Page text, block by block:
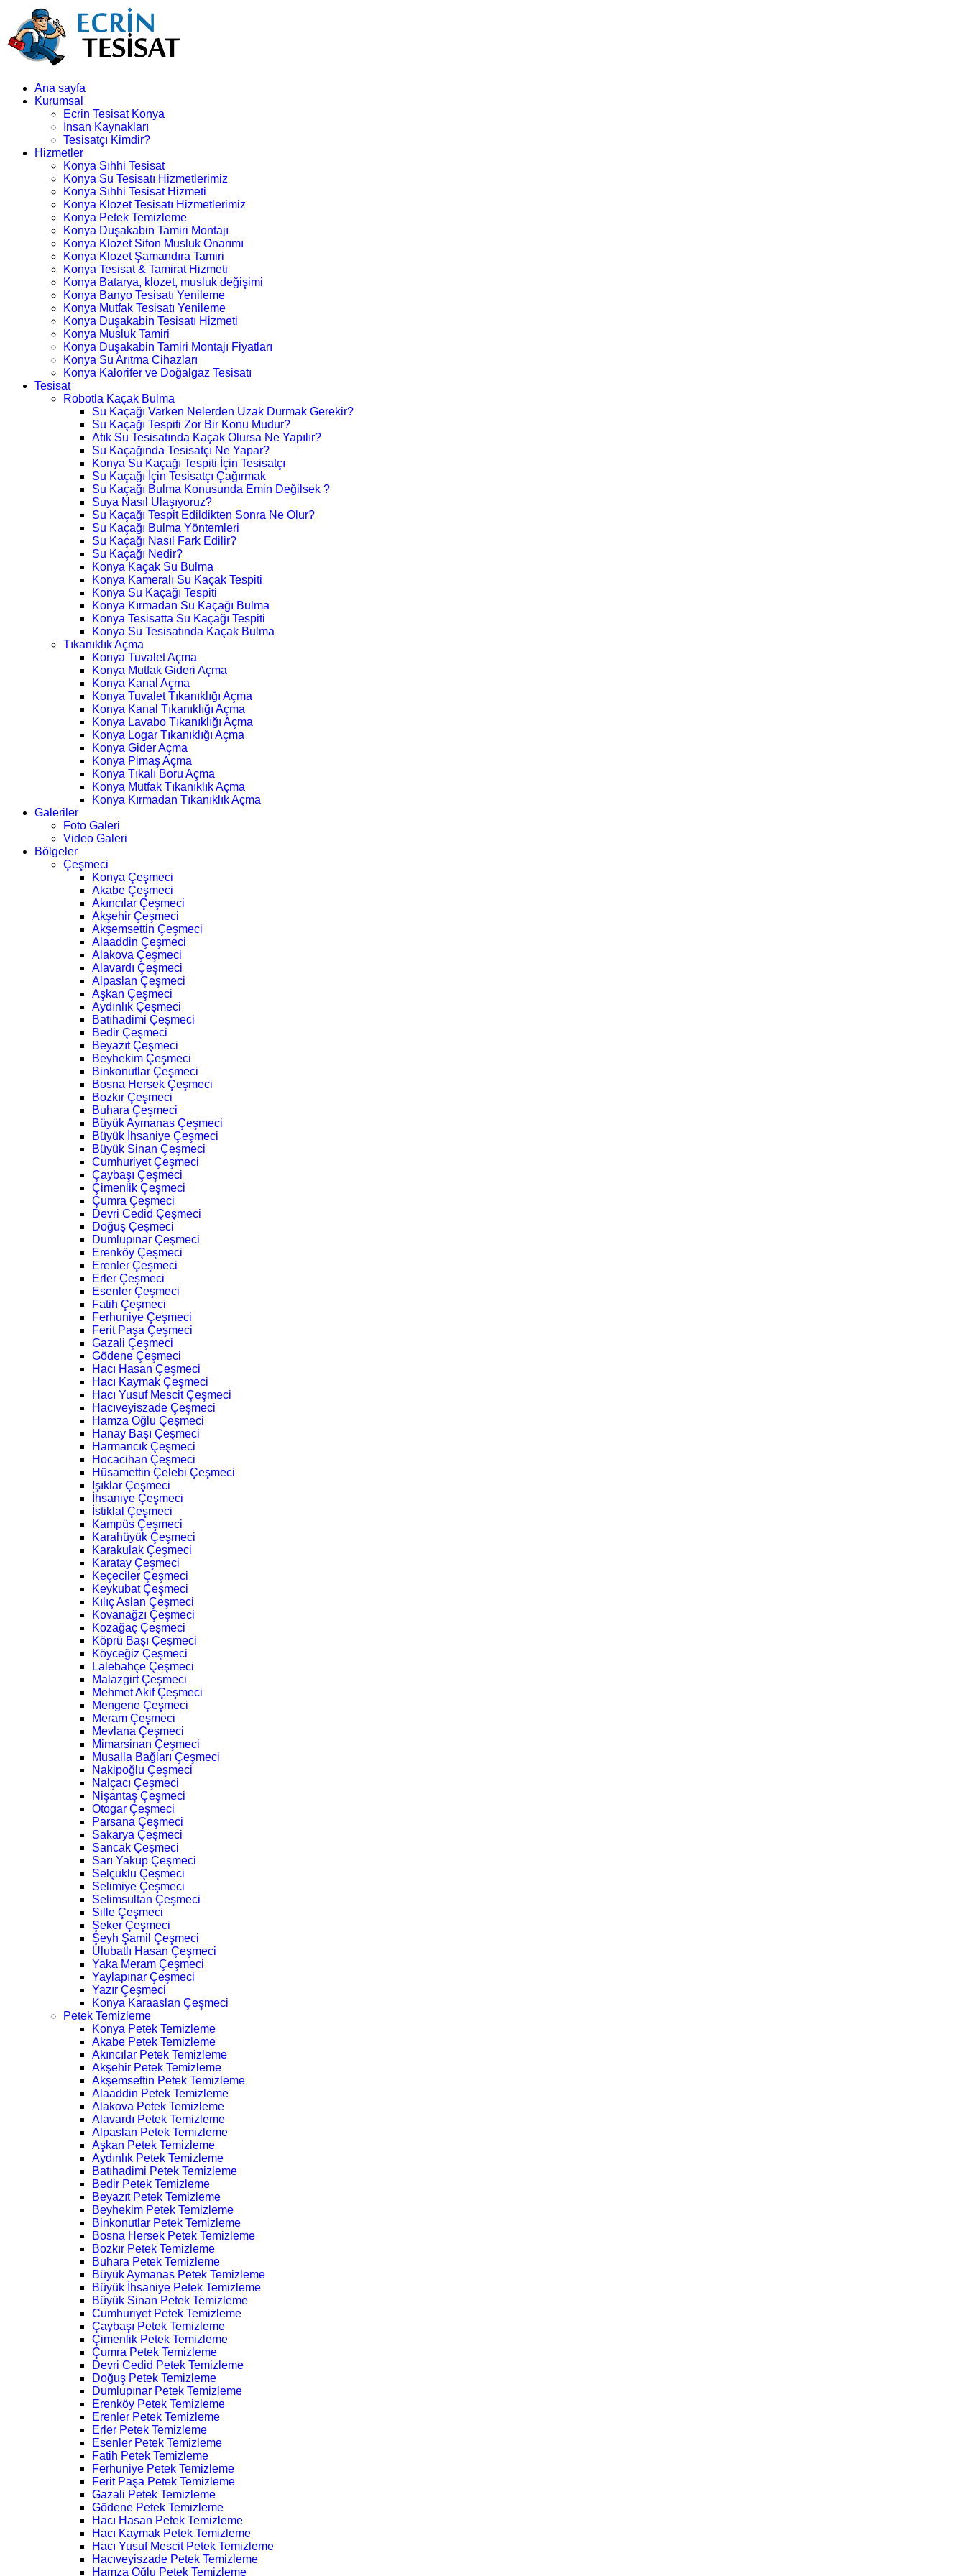
Ana sayfa
Kurumsal
Ecrin Tesisat Konya
İnsan Kaynakları
Tesisatçı Kimdir?
Hizmetler
Konya Sıhhi Tesisat
Konya Su Tesisatı Hizmetlerimiz
Konya Sıhhi Tesisat Hizmeti
Konya Klozet Tesisatı Hizmetlerimiz
Konya Petek Temizleme
Konya Duşakabin Tamiri Montajı
Konya Klozet Sifon Musluk Onarımı
Konya Klozet Şamandıra Tamiri
Konya Tesisat & Tamirat Hizmeti
Konya Batarya, klozet, musluk değişimi
Konya Banyo Tesisatı Yenileme
Konya Mutfak Tesisatı Yenileme
Konya Duşakabin Tesisatı Hizmeti
Konya Musluk Tamiri
Konya Duşakabin Tamiri Montajı Fiyatları
Konya Su Arıtma Cihazları
Konya Kalorifer ve Doğalgaz Tesisatı
Tesisat
Robotla Kaçak Bulma
Su Kaçağı Varken Nelerden Uzak Durmak Gerekir?
Su Kaçağı Tespiti Zor Bir Konu Mudur?
Atık Su Tesisatında Kaçak Olursa Ne Yapılır?
Su Kaçağında Tesisatçı Ne Yapar?
Konya Su Kaçağı Tespiti İçin Tesisatçı
Su Kaçağı İçin Tesisatçı Çağırmak
Su Kaçağı Bulma Konusunda Emin Değilsek ?
Suya Nasıl Ulaşıyoruz?
Su Kaçağı Tespit Edildikten Sonra Ne Olur?
Su Kaçağı Bulma Yöntemleri
Su Kaçağı Nasıl Fark Edilir?
Su Kaçağı Nedir?
Konya Kaçak Su Bulma
Konya Kameralı Su Kaçak Tespiti
Konya Su Kaçağı Tespiti
Konya Kırmadan Su Kaçağı Bulma
Konya Tesisatta Su Kaçağı Tespiti
Konya Su Tesisatında Kaçak Bulma
Tıkanıklık Açma
Konya Tuvalet Açma
Konya Mutfak Gideri Açma
Konya Kanal Açma
Konya Tuvalet Tıkanıklığı Açma
Konya Kanal Tıkanıklığı Açma
Konya Lavabo Tıkanıklığı Açma
Konya Logar Tıkanıklığı Açma
Konya Gider Açma
Konya Pimaş Açma
Konya Tıkalı Boru Açma
Konya Mutfak Tıkanıklık Açma
Konya Kırmadan Tıkanıklık Açma
Galeriler
Foto Galeri
Video Galeri
Bölgeler
Çeşmeci
Konya Çeşmeci
Akabe Çeşmeci
Akıncılar Çeşmeci
Akşehir Çeşmeci
Akşemsettin Çeşmeci
Alaaddin Çeşmeci
Alakova Çeşmeci
Alavardı Çeşmeci
Alpaslan Çeşmeci
Aşkan Çeşmeci
Aydınlık Çeşmeci
Batıhadimi Çeşmeci
Bedir Çeşmeci
Beyazıt Çeşmeci
Beyhekim Çeşmeci
Binkonutlar Çeşmeci
Bosna Hersek Çeşmeci
Bozkır Çeşmeci
Buhara Çeşmeci
Büyük Aymanas Çeşmeci
Büyük İhsaniye Çeşmeci
Büyük Sinan Çeşmeci
Cumhuriyet Çeşmeci
Çaybaşı Çeşmeci
Çimenlik Çeşmeci
Çumra Çeşmeci
Devri Cedid Çeşmeci
Doğuş Çeşmeci
Dumlupınar Çeşmeci
Erenköy Çeşmeci
Erenler Çeşmeci
Erler Çeşmeci
Esenler Çeşmeci
Fatih Çeşmeci
Ferhuniye Çeşmeci
Ferit Paşa Çeşmeci
Gazali Çeşmeci
Gödene Çeşmeci
Hacı Hasan Çeşmeci
Hacı Kaymak Çeşmeci
Hacı Yusuf Mescit Çeşmeci
Hacıveyiszade Çeşmeci
Hamza Oğlu Çeşmeci
Hanay Başı Çeşmeci
Harmancık Çeşmeci
Hocacihan Çeşmeci
Hüsamettin Çelebi Çeşmeci
Işıklar Çeşmeci
İhsaniye Çeşmeci
İstiklal Çeşmeci
Kampüs Çeşmeci
Karahüyük Çeşmeci
Karakulak Çeşmeci
Karatay Çeşmeci
Keçeciler Çeşmeci
Keykubat Çeşmeci
Kılıç Aslan Çeşmeci
Kovanağzı Çeşmeci
Kozağaç Çeşmeci
Köprü Başı Çeşmeci
Köyceğiz Çeşmeci
Lalebahçe Çeşmeci
Malazgirt Çeşmeci
Mehmet Akif Çeşmeci
Mengene Çeşmeci
Meram Çeşmeci
Mevlana Çeşmeci
Mimarsinan Çeşmeci
Musalla Bağları Çeşmeci
Nakipoğlu Çeşmeci
Nalçacı Çeşmeci
Nişantaş Çeşmeci
Otogar Çeşmeci
Parsana Çeşmeci
Sakarya Çeşmeci
Sancak Çeşmeci
Sarı Yakup Çeşmeci
Selçuklu Çeşmeci
Selimiye Çeşmeci
Selimsultan Çeşmeci
Sille Çeşmeci
Şeker Çeşmeci
Şeyh Şamil Çeşmeci
Ulubatlı Hasan Çeşmeci
Yaka Meram Çeşmeci
Yaylapınar Çeşmeci
Yazır Çeşmeci
Konya Karaaslan Çeşmeci
Petek Temizleme
Konya Petek Temizleme
Akabe Petek Temizleme
Akıncılar Petek Temizleme
Akşehir Petek Temizleme
Akşemsettin Petek Temizleme
Alaaddin Petek Temizleme
Alakova Petek Temizleme
Alavardı Petek Temizleme
Alpaslan Petek Temizleme
Aşkan Petek Temizleme
Aydınlık Petek Temizleme
Batıhadimi Petek Temizleme
Bedir Petek Temizleme
Beyazıt Petek Temizleme
Beyhekim Petek Temizleme
Binkonutlar Petek Temizleme
Bosna Hersek Petek Temizleme
Bozkır Petek Temizleme
Buhara Petek Temizleme
Büyük Aymanas Petek Temizleme
Büyük İhsaniye Petek Temizleme
Büyük Sinan Petek Temizleme
Cumhuriyet Petek Temizleme
Çaybaşı Petek Temizleme
Çimenlik Petek Temizleme
Çumra Petek Temizleme
Devri Cedid Petek Temizleme
Doğuş Petek Temizleme
Dumlupınar Petek Temizleme
Erenköy Petek Temizleme
Erenler Petek Temizleme
Erler Petek Temizleme
Esenler Petek Temizleme
Fatih Petek Temizleme
Ferhuniye Petek Temizleme
Ferit Paşa Petek Temizleme
Gazali Petek Temizleme
Gödene Petek Temizleme
Hacı Hasan Petek Temizleme
Hacı Kaymak Petek Temizleme
Hacı Yusuf Mescit Petek Temizleme
Hacıveyiszade Petek Temizleme
Hamza Oğlu Petek Temizleme